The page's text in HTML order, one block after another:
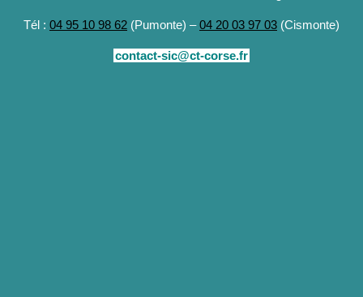
Tél : 04 95 10 98 62 (Pumonte) –04 20 03 97 03 (Cismonte)
contact-sic@ct-corse.fr